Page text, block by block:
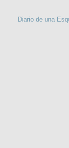
Diario de una